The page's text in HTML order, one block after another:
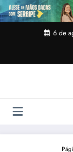
Pular
para
o
6 de